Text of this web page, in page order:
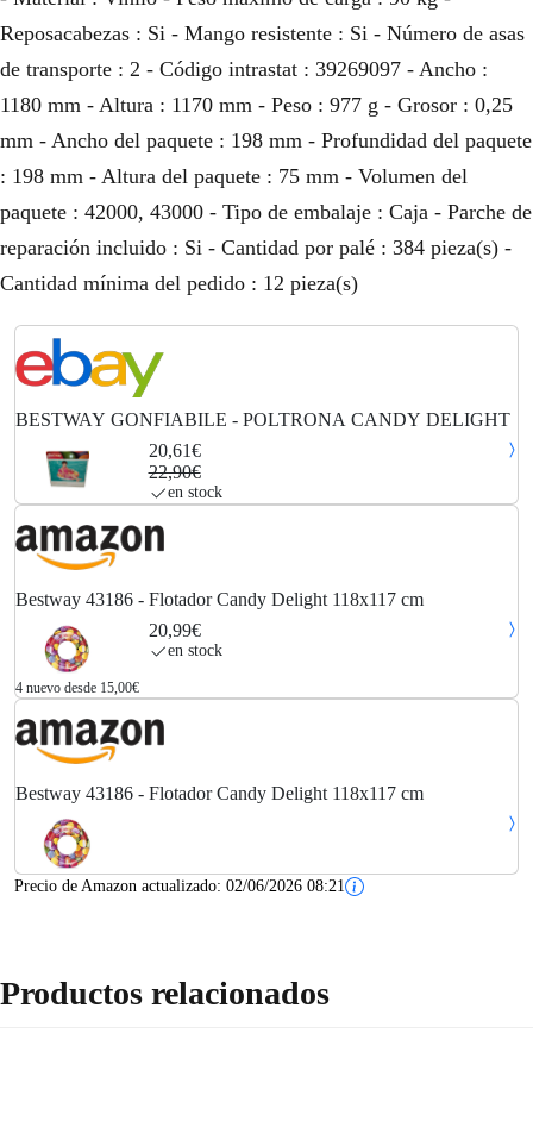
Reposacabezas : Si - Mango resistente : Si - Número de asas
de transporte : 2 - Código intrastat : 39269097 - Ancho :
1180 mm - Altura : 1170 mm - Peso : 977 g - Grosor : 0,25
mm - Ancho del paquete : 198 mm - Profundidad del paquete
: 198 mm - Altura del paquete : 75 mm - Volumen del
paquete : 42000, 43000 - Tipo de embalaje : Caja - Parche de
reparación incluido : Si - Cantidad por palé : 384 pieza(s) -
Cantidad mínima del pedido : 12 pieza(s)
BESTWAY GONFIABILE - POLTRONA CANDY DELIGHT
20,61€
22,90€
en stock
Bestway 43186 - Flotador Candy Delight 118x117 cm
20,99€
en stock
4 nuevo desde 15,00€
Bestway 43186 - Flotador Candy Delight 118x117 cm
Precio de Amazon actualizado: 02/06/2026 08:21
Productos relacionados